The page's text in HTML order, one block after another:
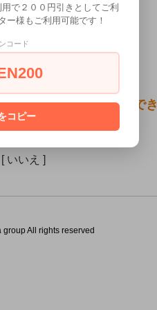
歳未満の方には販売でき
[ いいえ ]
All rights reserved
で２００円引きとしてご利
ー様もご利用可能です！
コード
コピー